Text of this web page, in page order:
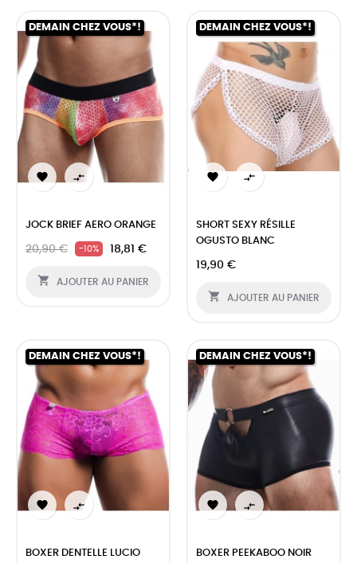
DEMAIN CHEZ VOUS*!
 
JOCK BRIEF AERO ORANGE
20,90 € -10% 18,81 €
 AJOUTER AU PANIER
DEMAIN CHEZ VOUS*!
 
SHORT SEXY RÉSILLE
OGUSTO BLANC
19,90 €
 AJOUTER AU PANIER
DEMAIN CHEZ VOUS*!
 
BOXER DENTELLE LUCIO
DEMAIN CHEZ VOUS*!
 
BOXER PEEKABOO NOIR